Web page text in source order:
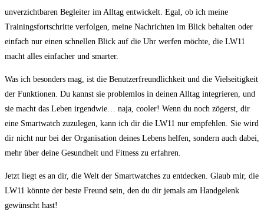
unverzichtbaren Begleiter ⁤im Alltag entwickelt.⁤ Egal, ob ich meine
Trainingsfortschritte verfolgen, meine Nachrichten im Blick behalten oder⁤
einfach nur​ einen schnellen Blick auf⁢ die Uhr werfen möchte,‌ die LW11
macht ⁢alles einfacher und smarter.
Was ich besonders mag, ist ​die Benutzerfreundlichkeit und die Vielseitigkeit
der Funktionen. ‌Du kannst⁢ sie problemlos⁢ in deinen Alltag integrieren,⁢ und
sie macht das ‌Leben‌ irgendwie…‍ naja, cooler! Wenn du noch‍ zögerst, dir
eine ​Smartwatch ‌zuzulegen, kann ich ‍dir die LW11 nur empfehlen.⁣ Sie wird
dir nicht ⁣nur‌ bei der Organisation deines Lebens helfen, sondern auch​ dabei,
mehr über deine Gesundheit​ und Fitness⁣ zu⁤ erfahren.
Jetzt liegt es​ an dir, die Welt der Smartwatches zu entdecken. Glaub⁢ mir,⁤ die
LW11 könnte⁢ der beste⁢ Freund ⁣sein,‍ den‍ du ⁣dir jemals ⁣am Handgelenk
gewünscht hast!